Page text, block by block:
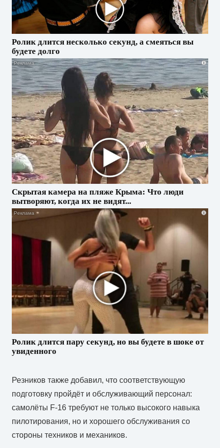
Ролик длится несколько секунд, а смеяться вы
будете долго
i
Скрытая камера на пляже Крыма: Что люди
вытворяют, когда их не видят...
i
Ролик длится пару секунд, но вы будете в шоке от
увиденного
Резников также добавил, что соответствующую
подготовку пройдёт и обслуживающий персонал:
самолёты F-16 требуют не только высокого навыка
пилотирования, но и хорошего обслуживания со
стороны техников и механиков.